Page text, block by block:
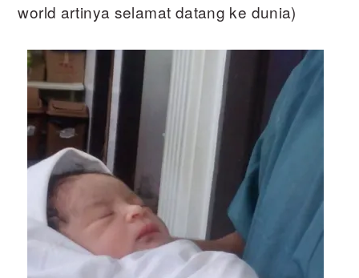
world artinya selamat datang ke dunia)